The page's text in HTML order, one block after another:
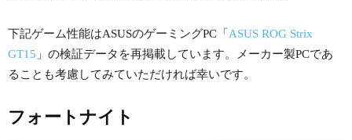
下記ゲーム性能はASUSのゲーミングPC「 ASUS ROG Strix
GT15 」の検証データを再掲載しています。メーカー製PCであ
ることも考慮してみていただければ幸いです。
フォートナイト